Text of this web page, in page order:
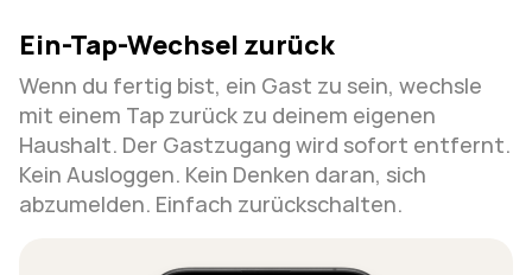
Ein-Tap-Wechsel zurück
Wenn du fertig bist, ein Gast zu sein, wechsle
mit einem Tap zurück zu deinem eigenen
Haushalt. Der Gastzugang wird sofort entfernt.
Kein Ausloggen. Kein Denken daran, sich
abzumelden. Einfach zurückschalten.